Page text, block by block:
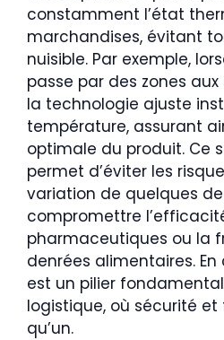
constamment l’état
marchandises, évitant
nuisible. Par exemple,
passe par des zones
la technologie ajuste
température, assurant
optimale du produit. Ce
permet d’éviter les
variation de quelques
compromettre
pharmaceutiques ou la
denrées alimentaires.
est un pilier
logistique, où sécurité
qu’un.